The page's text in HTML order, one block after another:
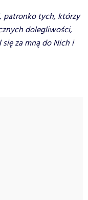
patronko tych, którzy
dolegliwości,
za mną do Nich i